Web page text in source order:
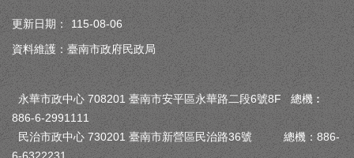
更新日期：
115-08-06
資料維護：臺南市政府民政局
永華市政中心 708201 臺南市安平區永華路二段6號8F 總機︰
886-6-2991111
民治市政中心 730201 臺南市新營區民治路36號 總機：886-
6-6322231